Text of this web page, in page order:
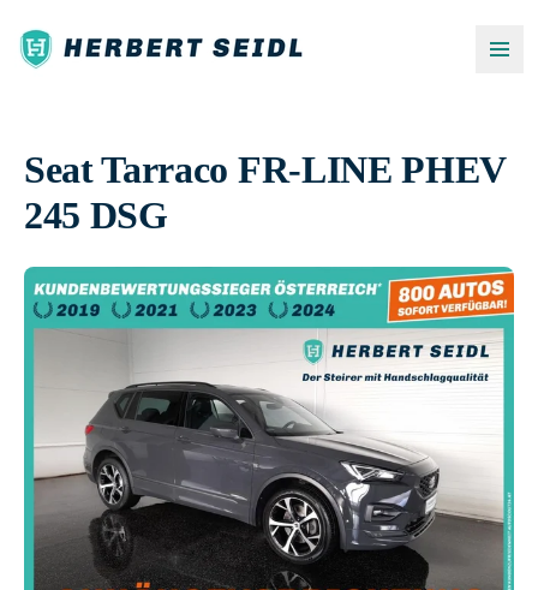
Seat Tarraco FR-LINE PHEV
245 DSG